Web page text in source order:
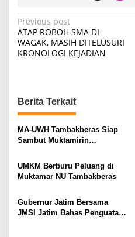
P
o
s
a
v
i
a
i
o
Previous post
ATAP ROBOH SMA DI
WAGAK, MASIH DITELUSURI
KRONOLOGI KEJADIAN
Berita Terkait
MA-UWH Tambakberas Siap
Sambut Muktamirin
UMKM Berburu Peluang di
Muktamar NU Tambakberas
Gubernur Jatim Bersama
JMSI Jatim Bahas Penguatan